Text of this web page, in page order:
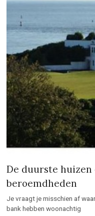
De duurste huizen
beroemdheden
Je vraagt je misschien af
bank hebben woonachtig